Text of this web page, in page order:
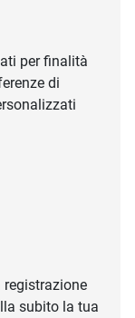
per finalità
di
registrazione
subito la tua